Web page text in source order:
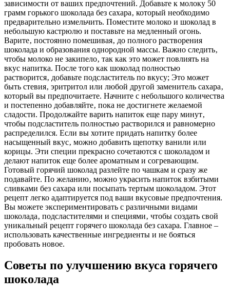
зависимости от ваших предпочтений. Добавьте к молоку 50
грамм горького шоколада без сахара‚ который необходимо
предварительно измельчить. Поместите молоко и шоколад в
небольшую кастрюлю и поставьте на медленный огонь.
Варите‚ постоянно помешивая‚ до полного растворения
шоколада и образования однородной массы. Важно следить‚
чтобы молоко не закипело‚ так как это может повлиять на
вкус напитка. После того как шоколад полностью
растворится‚ добавьте подсластитель по вкусу; Это может
быть стевия‚ эритритол или любой другой заменитель сахара‚
который вы предпочитаете. Начните с небольшого количества
и постепенно добавляйте‚ пока не достигнете желаемой
сладости. Продолжайте варить напиток еще пару минут‚
чтобы подсластитель полностью растворился и равномерно
распределился. Если вы хотите придать напитку более
насыщенный вкус‚ можно добавить щепотку ванили или
корицы. Эти специи прекрасно сочетаются с шоколадом и
делают напиток еще более ароматным и согревающим.
Готовый горячий шоколад разлейте по чашкам и сразу же
подавайте. По желанию‚ можно украсить напиток взбитыми
сливками без сахара или посыпать тертым шоколадом. Этот
рецепт легко адаптируется под ваши вкусовые предпочтения.
Вы можете экспериментировать с различными видами
шоколада‚ подсластителями и специями‚ чтобы создать свой
уникальный рецепт горячего шоколада без сахара. Главное –
использовать качественные ингредиенты и не бояться
пробовать новое.
Советы по улучшению вкуса горячего
шоколада